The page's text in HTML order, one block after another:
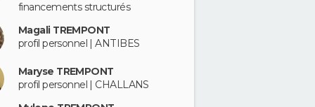
financements structurés
Magali TREMPONT
profil personnel | ANTIBES
Maryse TREMPONT
profil personnel | CHALLANS